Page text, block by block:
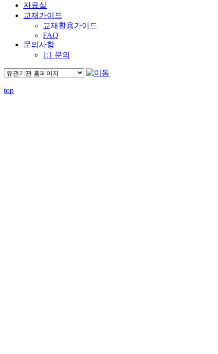
자료실
교재가이드
교재활용가이드
FAQ
문의사항
1:1 문의
top